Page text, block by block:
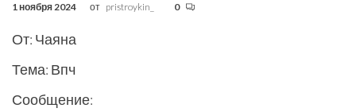
1 ноября 2024 от pristroykin_ 0
От: Чаяна
Тема: Впч
Сообщение: